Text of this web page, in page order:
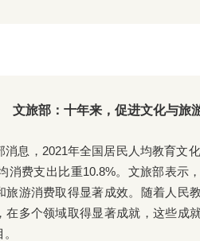
文旅部：十年来，促进文化与旅
消息，2021年全国居民人均教育文
消费支出比重10.8%。文旅部表示
旅游消费取得显著成效。随着人民
在多个领域取得显著成就，这些成